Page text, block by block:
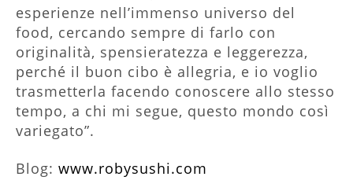
esperienze nell’immenso universo del
food, cercando sempre di farlo con
originalità, spensieratezza e leggerezza,
perché il buon cibo è allegria, e io voglio
trasmetterla facendo conoscere allo stesso
tempo, a chi mi segue, questo mondo così
variegato”.
Blog: www.robysushi.com